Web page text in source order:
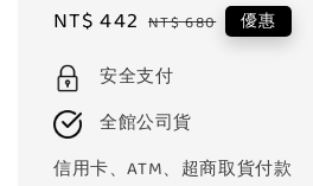
Sale
NT$ 442 Regular
NT$ 680 優惠
安全支付
全館公司貨
信用卡、ATM、超商取貨付款